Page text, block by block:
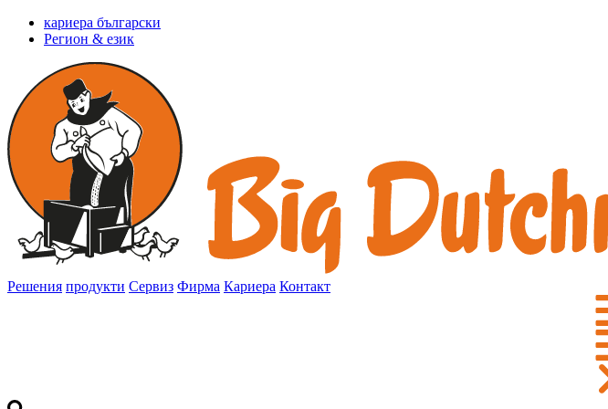
кариера български
Регион & език
Решения продукти Сервиз Фирма Кариера Контакт